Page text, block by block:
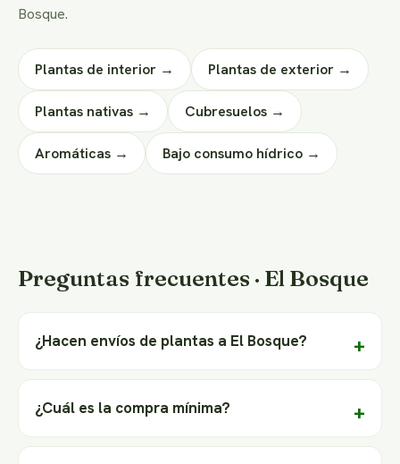
Bosque.
Plantas de interior → Plantas de exterior →
Plantas nativas → Cubresuelos →
Aromáticas → Bajo consumo hídrico →
Preguntas frecuentes · El Bosque
¿Hacen envíos de plantas a El Bosque?
¿Cuál es la compra mínima?